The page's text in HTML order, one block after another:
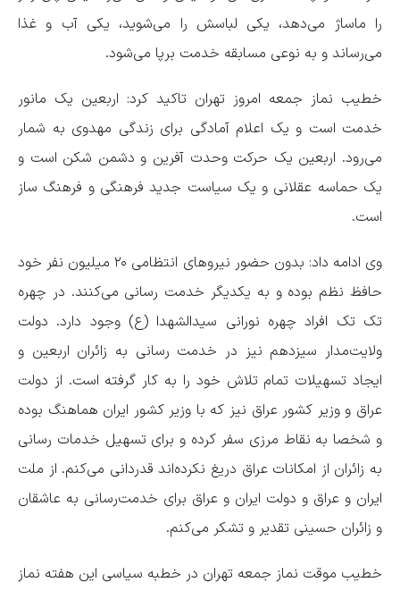
را ماساژ می‌دهد، یکی لباسش را می‌شوید، یکی آب و غذا
می‌رساند و به نوعی مسابقه خدمت برپا می‌شود.
خطیب نماز جمعه امروز تهران تاکید کرد: اربعین یک مانور
خدمت است و یک اعلام آمادگی برای زندگی مهدوی به شمار
می‌رود. اربعین یک حرکت وحدت آفرین و دشمن شکن است و
یک حماسه عقلانی و یک سیاست جدید فرهنگی و فرهنگ ساز
است.
وی ادامه داد: بدون حضور نیروهای انتظامی ۲۰ میلیون نفر خود
حافظ نظم بوده و به یکدیگر خدمت رسانی می‌کنند. در چهره
تک تک افراد چهره نورانی سیدالشهدا (ع) وجود دارد. دولت
ولایت‌مدار سیزدهم نیز در خدمت رسانی به زائران اربعین و
ایجاد تسهیلات تمام تلاش خود را به کار گرفته است. از دولت
عراق و وزیر کشور عراق نیز که با وزیر کشور ایران هماهنگ بوده
و شخصا به نقاط مرزی سفر کرده و برای تسهیل خدمات رسانی
به زائران از امکانات عراق دریغ نکرده‌اند قدردانی می‌کنم. از ملت
ایران و عراق و دولت ایران و عراق برای خدمت‌رسانی به عاشقان
و زائران حسینی تقدیر و تشکر می‌کنم.
خطیب موقت نماز جمعه تهران در خطبه سیاسی این هفته نماز